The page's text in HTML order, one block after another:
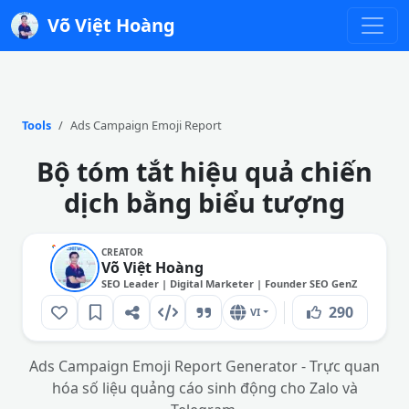
Võ Việt Hoàng
Tools Ads Campaign Emoji Report
Bộ tóm tắt hiệu quả chiến
dịch bằng biểu tượng
CREATOR
Võ Việt Hoàng
SEO Leader | Digital Marketer | Founder SEO GenZ
VI 290
Ads Campaign Emoji Report Generator - Trực quan
hóa số liệu quảng cáo sinh động cho Zalo và